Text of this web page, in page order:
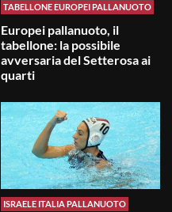
TABELLONE EUROPEI PALLANUOTO
Europei pallanuoto, il
tabellone: la possibile
avversaria del Setterosa ai
quarti
ISRAELE ITALIA PALLANUOTO